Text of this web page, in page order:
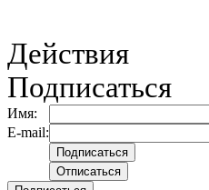
Действия
Подписаться
Имя:
E-mail: